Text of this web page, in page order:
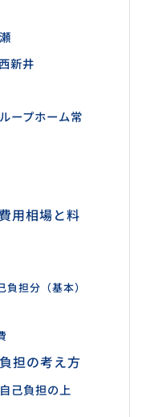
新井
ープホーム常
用相場と料
担分（基本）
担の考え方
己負担の上